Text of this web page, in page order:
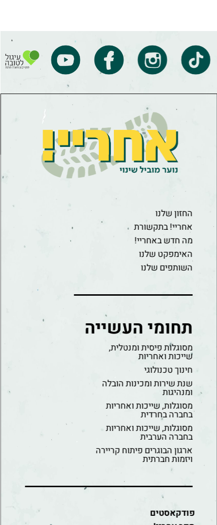
החזון שלנו
אחריי! בתקשורת
מה חדש באחריי!
האימפקט שלנו
השותפים שלנו
תחומי העשייה
מסוגלות פיסית ומנטלית,
שייכות ואחריות
חינוך טכנולוגי
שנת שירות ומכינות הובלה
ומנהיגות
מסוגלות, שייכות ואחריות
בחברה בחרדית
מסוגלות, שייכות ואחריות
בחברה הערבית
ארגון הבוגרים פיתוח קריירה
ויזמות חברתית
פודקאסטים